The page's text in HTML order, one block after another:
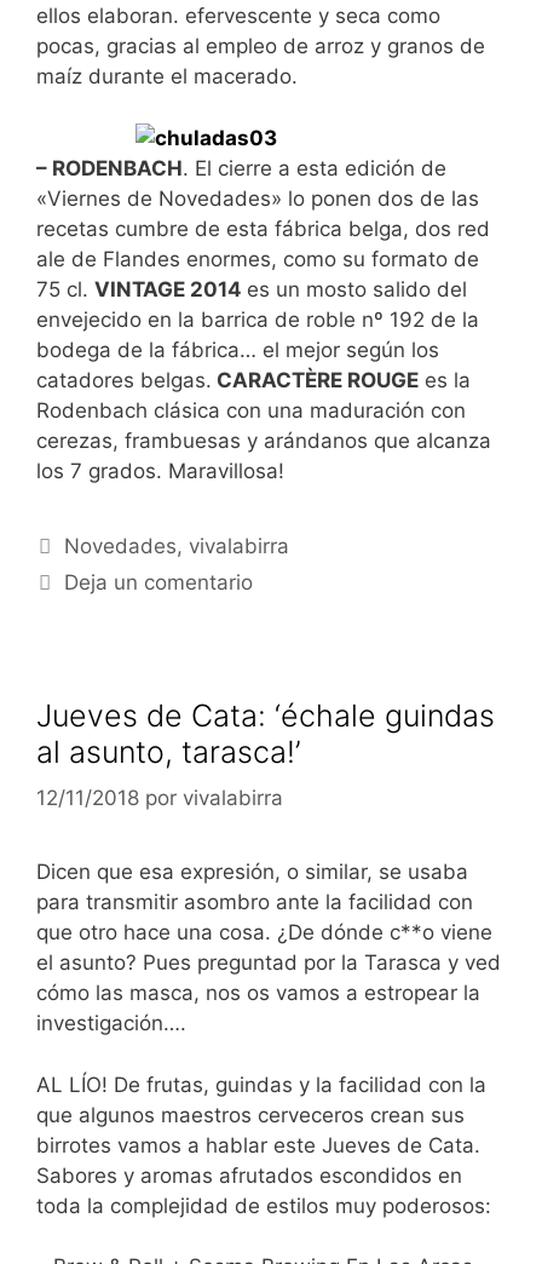
ellos elaboran. efervescente y seca como
pocas, gracias al empleo de arroz y granos de
maíz durante el macerado.
– RODENBACH. El cierre a esta edición de
«Viernes de Novedades» lo ponen dos de las
recetas cumbre de esta fábrica belga, dos red
ale de Flandes enormes, como su formato de
75 cl. VINTAGE 2014 es un mosto salido del
envejecido en la barrica de roble nº 192 de la
bodega de la fábrica… el mejor según los
catadores belgas. CARACTÈRE ROUGE es la
Rodenbach clásica con una maduración con
cerezas, frambuesas y arándanos que alcanza
los 7 grados. Maravillosa!
Categorías
Novedades, vivalabirra
Deja un comentario
Jueves de Cata: ‘échale guindas
al asunto, tarasca!’
12/11/2018 por vivalabirra
Dicen que esa expresión, o similar, se usaba
para transmitir asombro ante la facilidad con
que otro hace una cosa. ¿De dónde c**o viene
el asunto? Pues preguntad por la Tarasca y ved
cómo las masca, nos os vamos a estropear la
investigación….
AL LÍO! De frutas, guindas y la facilidad con la
que algunos maestros cerveceros crean sus
birrotes vamos a hablar este Jueves de Cata.
Sabores y aromas afrutados escondidos en
toda la complejidad de estilos muy poderosos: